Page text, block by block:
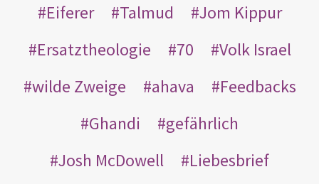
Eiferer
Talmud
Jom Kippur
Ersatztheologie
70
Volk Israel
wilde Zweige
ahava
Feedbacks
Ghandi
gefährlich
Josh McDowell
Liebesbrief